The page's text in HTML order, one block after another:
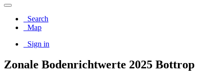
Search
Map
Sign in
Zonale Bodenrichtwerte 2025 Bottrop